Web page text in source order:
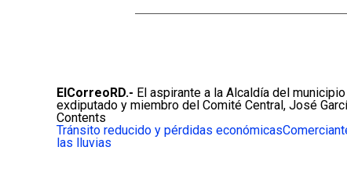
ElCorreoRD.- El aspirante a la Alcaldía del
exdiputado y miembro del Comité Central, José
Contents
Tránsito reducido y pérdidas económicas
las lluvias